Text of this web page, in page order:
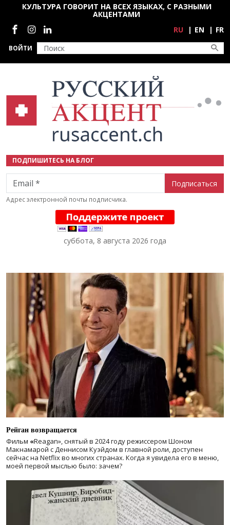
Перейти к основному содержанию
ВОЙТИ
КУЛЬТУРА ГОВОРИТ НА ВСЕХ ЯЗЫКАХ, С РАЗНЫМИ
АКЦЕНТАМИ
Социальные сети
RU EN FR
ПОДПИШИТЕСЬ НА БЛОГ
Email
Адрес электронной почты подписчика.
суббота, 8 августа 2026 года
Рейган возвращается
Фильм «Reagan», снятый в 2024 годурежиссером Шоном
Макнамарой с Деннисом Куэйдом в главной роли, доступен
сейчас на Netflix во многих странах. Когда я увидела его в меню,
моей первой мыслью было: зачем?